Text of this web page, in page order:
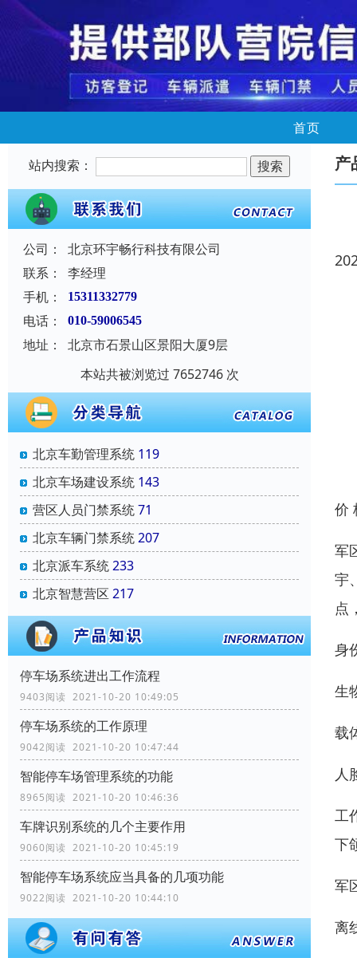
首页
站内搜索：
公司：
北京环宇畅行科技有限公司
联系：
李经理
手机：
15311332779
电话： 010-59006545
地址：
北京市石景山区景阳大厦9层
本站共被浏览过 7652746 次
北京车勤管理系统 119
北京车场建设系统 143
营区人员门禁系统71
北京车辆门禁系统207
北京派车系统233
北京智慧营区 217
停车场系统进出工作流程
9403阅读 2021-10-20 10:49:05
停车场系统的工作原理
9042阅读 2021-10-20 10:47:44
智能停车场管理系统的功能
8965阅读 2021-10-20 10:46:36
车牌识别系统的几个主要作用
9060阅读 2021-10-20 10:45:19
智能停车场系统应当具备的几项功能
9022阅读 2021-10-20 10:44:10
产
价
军
宇
点
身
生
载
人
工
下
军
离